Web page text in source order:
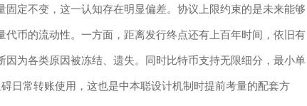
定不变，这一认知存在明显偏差。协议上限约束的是未来能够
币的流动性。一方面，距离发行终点还有上百年时间，依旧有
为各类原因被冻结、遗失。同时比特币支持无限细分，最小单
日常转账使用，这也是中本聪设计机制时提前考量的配套方